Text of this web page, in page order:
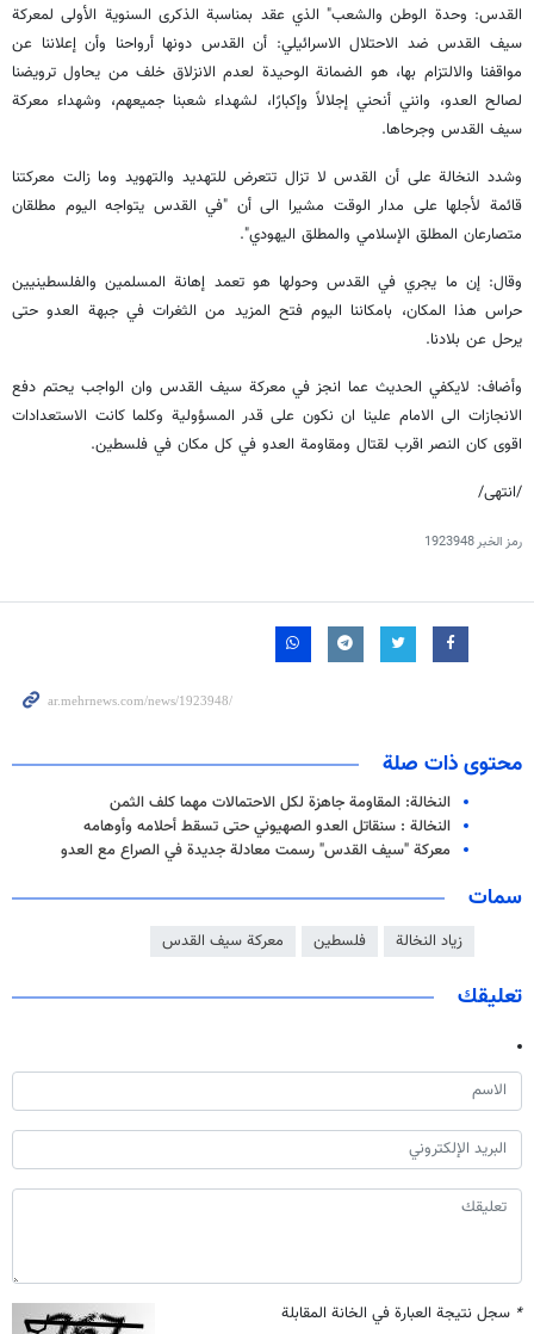
القدس: وحدة الوطن والشعب" الذي عقد بمناسبة الذكرى السنوية الأولى لمعركة
سيف القدس ضد الاحتلال الاسرائيلي: أن القدس دونها أرواحنا وأن إعلاننا عن
مواقفنا والالتزام بها، هو الضمانة الوحيدة لعدم الانزلاق خلف من يحاول ترويضنا
لصالح العدو، وانني أنحني إجلالاً وإكبارًا، لشهداء شعبنا جميعهم، وشهداء معركة
سيف القدس وجرحاها.
وشدد النخالة على أن القدس لا تزال تتعرض للتهديد والتهويد وما زالت معركتنا
قائمة لأجلها على مدار الوقت مشيرا الى أن "في القدس يتواجه اليوم مطلقان
متصارعان المطلق الإسلامي والمطلق اليهودي".
وقال: إن ما يجري في القدس وحولها هو تعمد إهانة المسلمين والفلسطينيين
حراس هذا المكان، بامكاننا اليوم فتح المزيد من الثغرات في جبهة العدو حتى
يرحل عن بلادنا.
وأضاف: لايكفي الحديث عما انجز في معركة سيف القدس وان الواجب يحتم دفع
الانجازات الى الامام علينا ان نكون على قدر المسؤولية وكلما كانت الاستعدادات
اقوى كان النصر اقرب لقتال ومقاومة العدو في كل مكان في فلسطين.
/انتهى/
رمز الخبر1923948
محتوى ذات صلة
النخالة: المقاومة جاهزة لكل الاحتمالات مهما كلف الثمن
النخالة : سنقاتل العدو الصهيوني حتى تسقط أحلامه وأوهامه
معركة "سيف القدس" رسمت معادلة جديدة في الصراع مع العدو
سمات
زياد النخالة فلسطين معركة سيف القدس
تعليقك
* سجل نتيجة العبارة في الخانة المقابلة